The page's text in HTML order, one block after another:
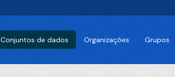
Conjuntos de dados Organizações Grupos